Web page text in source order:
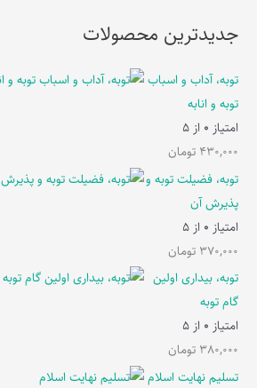
جدیدترین محصولات
توبه، آداب و اسباب
توبه و انابه
امتیاز 0 از 5
430,000 تومان
توبه، فضیلت توبه و
پذیرش آن
امتیاز 0 از 5
370,000 تومان
توبه، بیداری اولین
گام توبه
امتیاز 0 از 5
380,000 تومان
تسلیم نهایت اسلام